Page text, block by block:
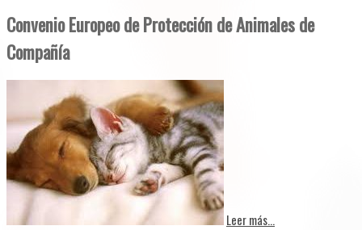
Convenio Europeo de Protección de Animales de
Compañía
Leer más...